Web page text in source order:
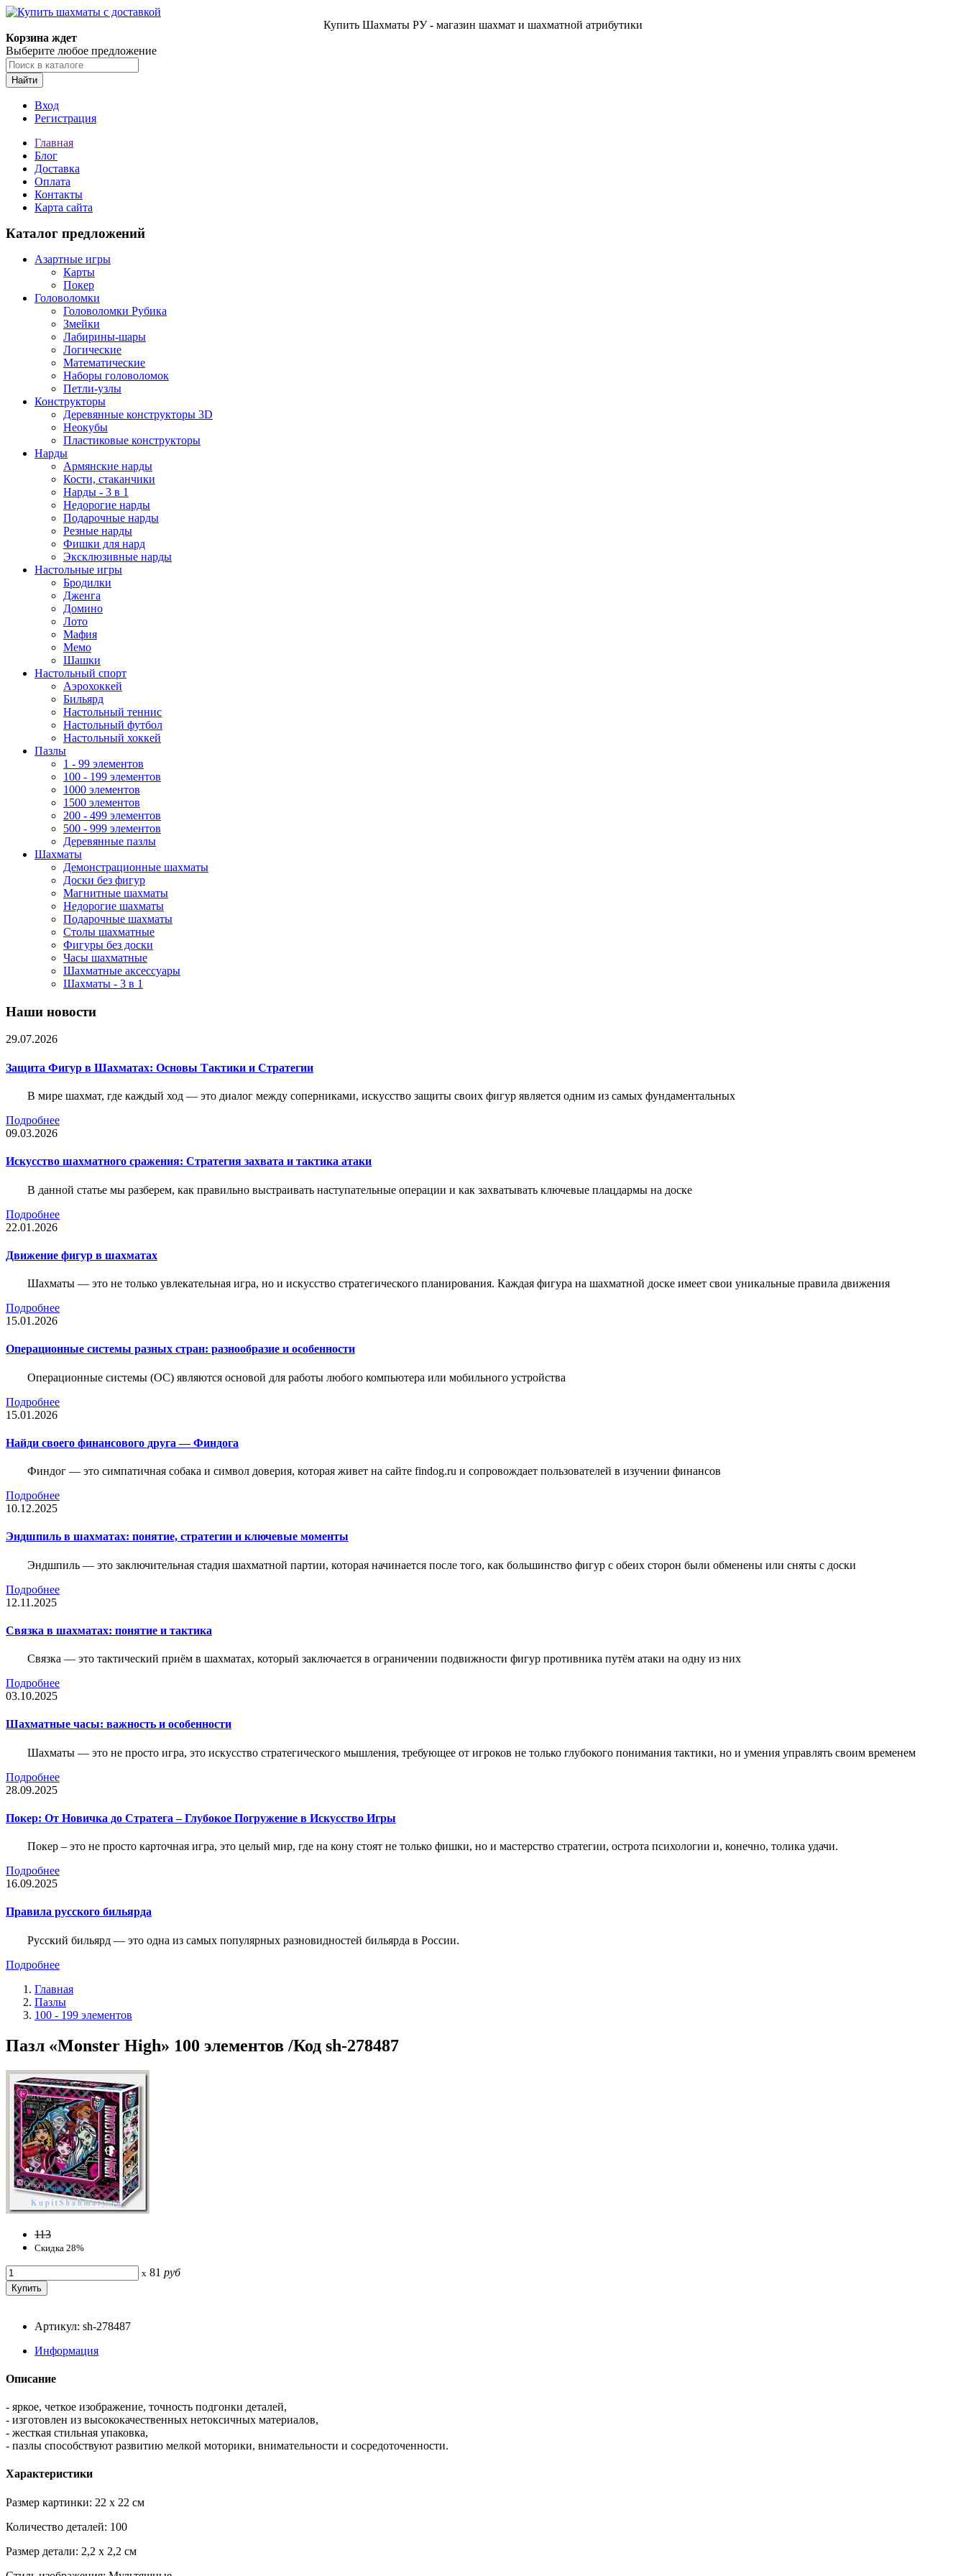
Купить Шахматы РУ - магазин шахмат и шахматной атрибутики
Корзина ждет
Выберите любое предложение
Найти
Вход
Регистрация
Главная
Блог
Доставка
Оплата
Контакты
Карта сайта
Каталог предложений
Азартные игры
Карты
Покер
Головоломки
Головоломки Рубика
Змейки
Лабирины-шары
Логические
Математические
Наборы головоломок
Петли-узлы
Конструкторы
Деревянные конструкторы 3D
Неокубы
Пластиковые конструкторы
Нарды
Армянские нарды
Кости, стаканчики
Нарды - 3 в 1
Недорогие нарды
Подарочные нарды
Резные нарды
Фишки для нард
Эксклюзивные нарды
Настольные игры
Бродилки
Дженга
Домино
Лото
Мафия
Мемо
Шашки
Настольный спорт
Аэрохоккей
Бильярд
Настольный теннис
Настольный футбол
Настольный хоккей
Пазлы
1 - 99 элементов
100 - 199 элементов
1000 элементов
1500 элементов
200 - 499 элементов
500 - 999 элементов
Деревянные пазлы
Шахматы
Демонстрационные шахматы
Доски без фигур
Магнитные шахматы
Недорогие шахматы
Подарочные шахматы
Столы шахматные
Фигуры без доски
Часы шахматные
Шахматные аксессуары
Шахматы - 3 в 1
Наши новости
29.07.2026
Защита Фигур в Шахматах: Основы Тактики и Стратегии
В мире шахмат, где каждый ход — это диалог между соперниками, искусство защиты своих фигур является одним из самых фундаментальных
Подробнее
09.03.2026
Искусство шахматного сражения: Стратегия захвата и тактика атаки
В данной статье мы разберем, как правильно выстраивать наступательные операции и как захватывать ключевые плацдармы на доске
Подробнее
22.01.2026
Движение фигур в шахматах
Шахматы — это не только увлекательная игра, но и искусство стратегического планирования. Каждая фигура на шахматной доске имеет свои уникальные правила движения
Подробнее
15.01.2026
Операционные системы разных стран: разнообразие и особенности
Операционные системы (ОС) являются основой для работы любого компьютера или мобильного устройства
Подробнее
15.01.2026
Найди своего финансового друга — Финдога
Финдог — это симпатичная собака и символ доверия, которая живет на сайте findog.ru и сопровождает пользователей в изучении финансов
Подробнее
10.12.2025
Эндшпиль в шахматах: понятие, стратегии и ключевые моменты
Эндшпиль — это заключительная стадия шахматной партии, которая начинается после того, как большинство фигур с обеих сторон были обменены или сняты с доски
Подробнее
12.11.2025
Связка в шахматах: понятие и тактика
Связка — это тактический приём в шахматах, который заключается в ограничении подвижности фигур противника путём атаки на одну из них
Подробнее
03.10.2025
Шахматные часы: важность и особенности
Шахматы — это не просто игра, это искусство стратегического мышления, требующее от игроков не только глубокого понимания тактики, но и умения управлять своим временем
Подробнее
28.09.2025
Покер: От Новичка до Стратега – Глубокое Погружение в Искусство Игры
Покер – это не просто карточная игра, это целый мир, где на кону стоят не только фишки, но и мастерство стратегии, острота психологии и, конечно, толика удачи.
Подробнее
16.09.2025
Правила русского бильярда
Русский бильярд — это одна из самых популярных разновидностей бильярда в России.
Подробнее
Главная
Пазлы
100 - 199 элементов
Пазл «Monster High» 100 элементов /Код sh-278487
113
Скидка 28%
x 81 руб
Артикул: sh-278487
Информация
Описание
- яркое, четкое изображение, точность подгонки деталей,
- изготовлен из высококачественных нетоксичных материалов,
- жесткая стильная упаковка,
- пазлы способствуют развитию мелкой моторики, внимательности и сосредоточенности.
Характеристики
Размер картинки: 22 x 22 см
Количество деталей: 100
Размер детали: 2,2 x 2,2 см